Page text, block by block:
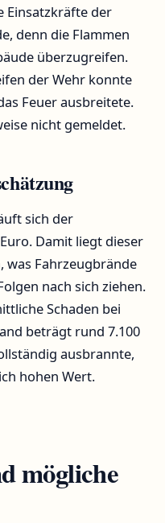
Einsatzkräfte der
denn die Flammen
überzugreifen.
der Wehr konnte
Feuer ausbreitete.
nicht gemeldet.
sich der
Damit liegt dieser
was Fahrzeugbrände
nach sich ziehen.
Schaden bei
beträgt rund 7.100
ausbrannte,
hohen Wert.
mögliche